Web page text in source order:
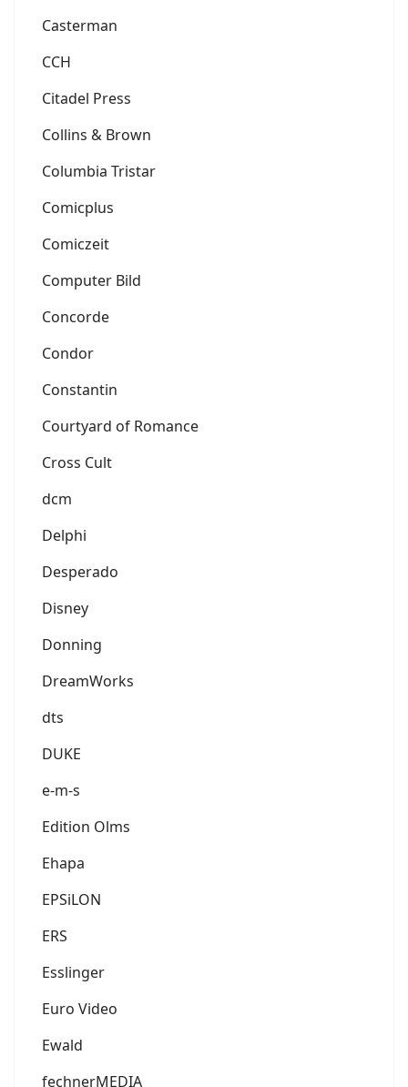
Casterman
CCH
Citadel Press
Collins & Brown
Columbia Tristar
Comicplus
Comiczeit
Computer Bild
Concorde
Condor
Constantin
Courtyard of Romance
Cross Cult
dcm
Delphi
Desperado
Disney
Donning
DreamWorks
dts
DUKE
e-m-s
Edition Olms
Ehapa
EPSiLON
ERS
Esslinger
Euro Video
Ewald
fechnerMEDIA